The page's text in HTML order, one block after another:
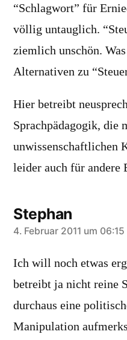
“Schlagwort” für
völlig untauglich.
ziemlich unschön.
Alternativen zu
Hier betreibt
Sprachpädagogik, die
unwissenschaftlichen
leider auch für andere
Stephan
sagt:
4. Februar 2011 um
Ich will noch etwas
betreibt ja nicht reine
durchaus eine
Manipulation